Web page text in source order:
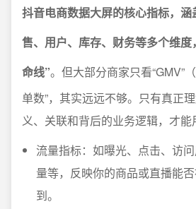
抖音电商数据大屏的核心指标，
售、用户、库存、财务等多个维
命线”。但大部分商家只看“GMV”
单数”，其实远远不够。只有真正
义、关联和背后的业务逻辑，才能
流量指标：如曝光、点击、访
量等，反映你的商品或直播能
到。